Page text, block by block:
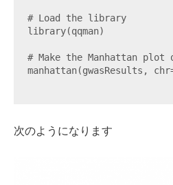
# Load the library
library(qqman)
# Make the Manhattan plot
manhattan(gwasResults,
次のようになります